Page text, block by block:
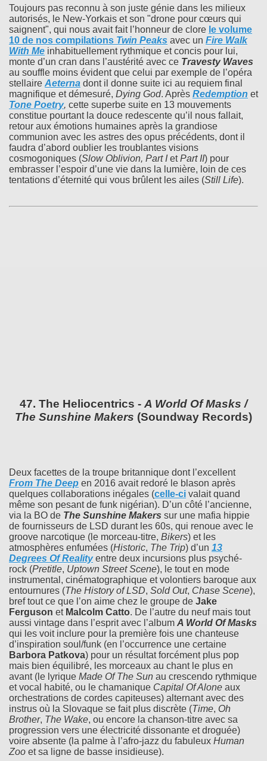
Toujours pas reconnu à son juste génie dans les milieux
autorisés, le New-Yorkais et son "drone pour cœurs qui
saignent", qui nous avait fait l’honneur de clore le volume
10 de nos compilations Twin Peaks avec un Fire Walk
With Me inhabituellement rythmique et concis pour lui,
monte d’un cran dans l’austérité avec ce Travesty Waves
au souffle moins évident que celui par exemple de l’opéra
stellaire Aeterna dont il donne suite ici au requiem final
magnifique et démesuré, Dying God. Après Redemption et
Tone Poetry, cette superbe suite en 13 mouvements
constitue pourtant la douce redescente qu’il nous fallait,
retour aux émotions humaines après la grandiose
communion avec les astres des opus précédents, dont il
faudra d’abord oublier les troublantes visions
cosmogoniques (Slow Oblivion, Part IetPart II) pour
embrasser l’espoir d’une vie dans la lumière, loin de ces
tentations d’éternité qui vous brûlent les ailes (Still Life).
47. The Heliocentrics - A World Of Masks /
The Sunshine Makers (Soundway Records)
Deux facettes de la troupe britannique dont l’excellent
From The Deep en 2016 avait redoré le blason après
quelques collaborations inégales (celle-ci valait quand
même son pesant de funk nigérian). D’un côté l’ancienne,
via la BO de The Sunshine Makers sur une mafia hippie
de fournisseurs de LSD durant les 60s, qui renoue avec le
groove narcotique (le morceau-titre, Bikers) et les
atmosphères enfumées (Historic, The Trip) d’un 13
Degrees Of Reality entre deux incursions plus psyché-
rock (Pretitle, Uptown Street Scene), le tout en mode
instrumental, cinématographique et volontiers baroque aux
entournures (The History of LSD, Sold Out, Chase Scene),
bref tout ce que l’on aime chez le groupe de Jake
Ferguson et Malcolm Catto. De l’autre du neuf mais tout
aussi vintage dans l’esprit avec l’album A World Of Masks
qui les voit inclure pour la première fois une chanteuse
d’inspiration soul/funk (en l’occurrence une certaine
Barbora Patkova) pour un résultat forcément plus pop
mais bien équilibré, les morceaux au chant le plus en
avant (le lyrique Made Of The Sun au crescendo rythmique
et vocal habité, ou le chamanique Capital Of Alone aux
orchestrations de cordes capiteuses) alternant avec des
instrus où la Slovaque se fait plus discrète (Time, Oh
Brother, The Wake, ou encore la chanson-titre avec sa
progression vers une électricité dissonante et droguée)
voire absente (la palme à l’afro-jazz du fabuleux Human
Zoo et sa ligne de basse insidieuse).